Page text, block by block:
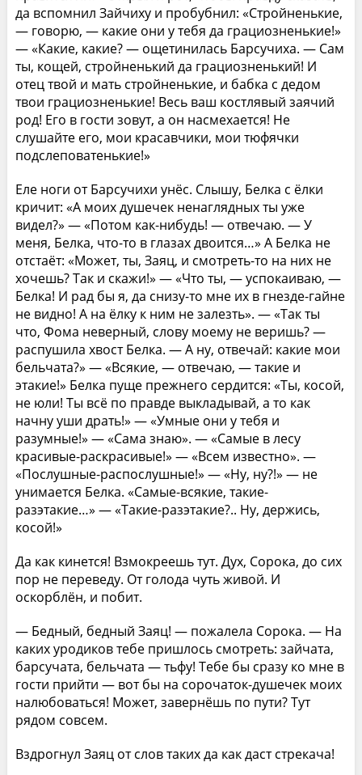
да вспомнил Зайчиху и пробубнил: «Стройненькие,
— говорю, — какие они у тебя да грациозненькие!»
— «Какие, какие? — ощетинилась Барсучиха. — Сам
ты, кощей, стройненький да грациозненький! И
отец твой и мать стройненькие, и бабка с дедом
твои грациозненькие! Весь ваш костлявый заячий
род! Его в гости зовут, а он насмехается! Не
слушайте его, мои красавчики, мои тюфячки
подслеповатенькие!»
Еле ноги от Барсучихи унёс. Слышу, Белка с ёлки
кричит: «А моих душечек ненаглядных ты уже
видел?» — «Потом как-нибудь! — отвечаю. — У
меня, Белка, что-то в глазах двоится…» А Белка не
отстаёт: «Может, ты, Заяц, и смотреть-то на них не
хочешь? Так и скажи!» — «Что ты, — успокаиваю, —
Белка! И рад бы я, да снизу-то мне их в гнезде-гайне
не видно! А на ёлку к ним не залезть». — «Так ты
что, Фома неверный, слову моему не веришь? —
распушила хвост Белка. — А ну, отвечай: какие мои
бельчата?» — «Всякие, — отвечаю, — такие и
этакие!» Белка пуще прежнего сердится: «Ты, косой,
не юли! Ты всё по правде выкладывай, а то как
начну уши драть!» — «Умные они у тебя и
разумные!» — «Сама знаю». — «Самые в лесу
красивые-раскрасивые!» — «Всем известно». —
«Послушные-распослушные!» — «Ну, ну?!» — не
унимается Белка. «Самые-всякие, такие-
разэтакие…» — «Такие-разэтакие?.. Ну, держись,
косой!»
Да как кинется! Взмокреешь тут. Дух, Сорока, до сих
пор не переведу. От голода чуть живой. И
оскорблён, и побит.
— Бедный, бедный Заяц! — пожалела Сорока. — На
каких уродиков тебе пришлось смотреть: зайчата,
барсучата, бельчата — тьфу! Тебе бы сразу ко мне в
гости прийти — вот бы на сорочаток-душечек моих
налюбоваться! Может, завернёшь по пути? Тут
рядом совсем.
Вздрогнул Заяц от слов таких да как даст стрекача!